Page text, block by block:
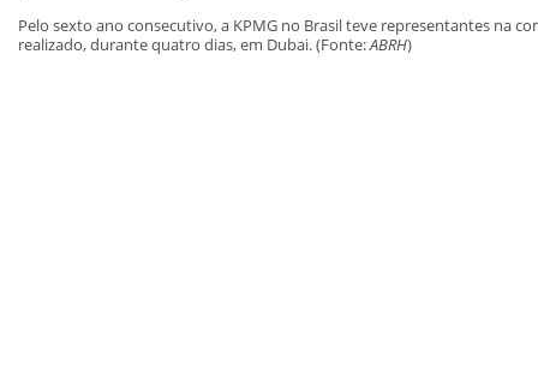
Pelo sexto ano consecutivo, a KPMG no Brasil teve representantes na
realizado, durante quatro dias, em Dubai. (Fonte:ABRH)